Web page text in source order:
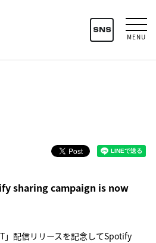
MENU
SNS
sharing campaign is now
」配信リリースを記念してSpotify